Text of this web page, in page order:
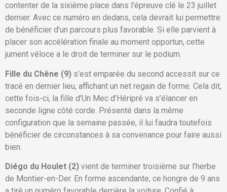
contenter de la sixième place dans l’épreuve clé le 23 juillet
dernier. Avec ce numéro en dedans, cela devrait lui permettre
de bénéficier d’un parcours plus favorable. Si elle parvient à
placer son accélération finale au moment opportun, cette
jument véloce a le droit de terminer sur le podium.
Fille du Chêne (9) s’est emparée du second accessit sur ce
tracé en dernier lieu, affichant un net regain de forme. Cela dit,
cette fois-ci, la fille d’Un Mec d’Héripré va s’élancer en
seconde ligne côté corde. Présenté dans la même
configuration que la semaine passée, il lui faudra toutefois
bénéficier de circonstances à sa convenance pour faire aussi
bien.
Diégo du Houlet (2) vient de terminer troisième sur l’herbe
de Montier-en-Der. En forme ascendante, ce hongre de 9 ans